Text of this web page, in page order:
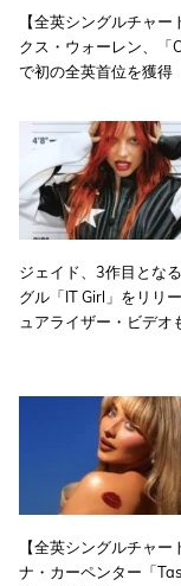
【全英シングルチャー
クス・ウォーレン、「
で初の全英首位を獲得
ジェイド、3作目とな
グル「IT Girl」をリリ
ュアライザー・ビデオ
【全英シングルチャー
ナ・カーペンター「